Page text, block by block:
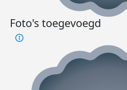
Foto's toegevoegd